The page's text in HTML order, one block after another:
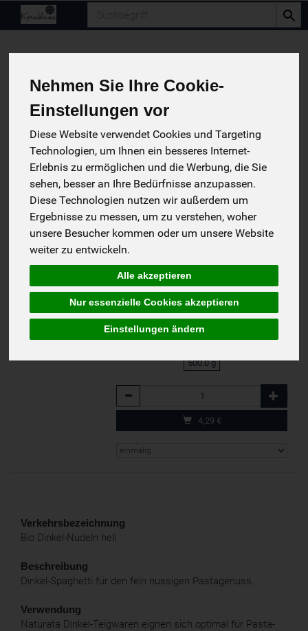
Nehmen Sie Ihre Cookie-
Einstellungen vor
Diese Website verwendet Cookies und Targeting
Technologien, um Ihnen ein besseres Internet-
Erlebnis zu ermöglichen und die Werbung, die Sie
sehen, besser an Ihre Bedürfnisse anzupassen.
Diese Technologien nutzen wir außerdem um
Ergebnisse zu messen, um zu verstehen, woher
unsere Besucher kommen oder um unsere Website
weiter zu entwickeln.
Alle akzeptieren
Nur essenzielle Cookies akzeptieren
Einstellungen ändern
Spaghetti, Dinkel hell
Naturata > mehr als bio
Deutschland
DE-ÖKO-006
4,29 €
(8,58 € / 1 Kilogramm)
inkl. 7% MwSt.
500.0 g
Anzahl
4,29 €
Verkehrsbezeichnung
Bio Dinkel-Nudeln hell
Beschreibung
Dinkel-Spaghetti für den fein nussigen Pastagenuss.
Verwendung
Naturata Dinkel-Teigwaren eignen sich optimal für Pasta-